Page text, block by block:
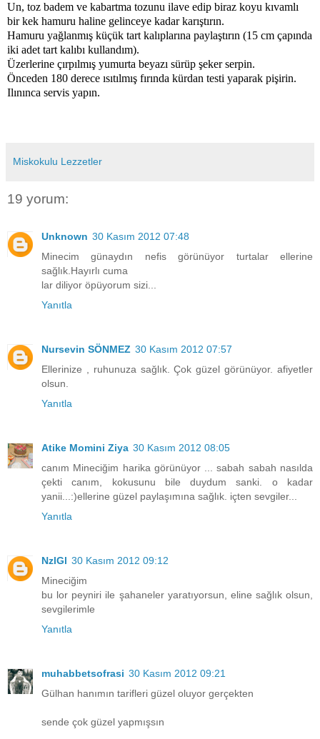
Un, toz badem ve kabartma tozunu ilave edip biraz koyu kıvamlı
bir kek hamuru haline gelinceye kadar karıştırın.
Hamuru yağlanmış küçük tart kalıplarına paylaştırın (15 cm çapında
iki adet tart kalıbı kullandım).
Üzerlerine çırpılmış yumurta beyazı sürüp şeker serpin.
Önceden 180 derece ısıtılmış fırında kürdan testi yaparak pişirin.
Ilınınca servis yapın.
Miskokulu Lezzetler
19 yorum:
Unknown 30 Kasım 2012 07:48
Minecim günaydın nefis görünüyor turtalar ellerine
sağlık.Hayırlı cuma
lar diliyor öpüyorum sizi...
Yanıtla
Nursevin SÖNMEZ 30 Kasım 2012 07:57
Ellerinize , ruhunuza sağlık. Çok güzel görünüyor. afiyetler
olsun.
Yanıtla
Atike Momini Ziya 30 Kasım 2012 08:05
canım Mineciğim harika görünüyor ... sabah sabah nasılda
çekti canım, kokusunu bile duydum sanki. o kadar
yanii...:)ellerine güzel paylaşımına sağlık. içten sevgiler...
Yanıtla
NzlGl 30 Kasım 2012 09:12
Mineciğim
bu lor peyniri ile şahaneler yaratıyorsun, eline sağlık olsun,
sevgilerimle
Yanıtla
muhabbetsofrasi 30 Kasım 2012 09:21
Gülhan hanımın tarifleri güzel oluyor gerçekten
sende çok güzel yapmışsın